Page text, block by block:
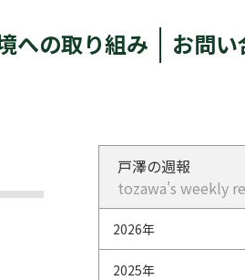
への取り組み お問
戸澤の週報
tozawa's weekly
2026年
2025年